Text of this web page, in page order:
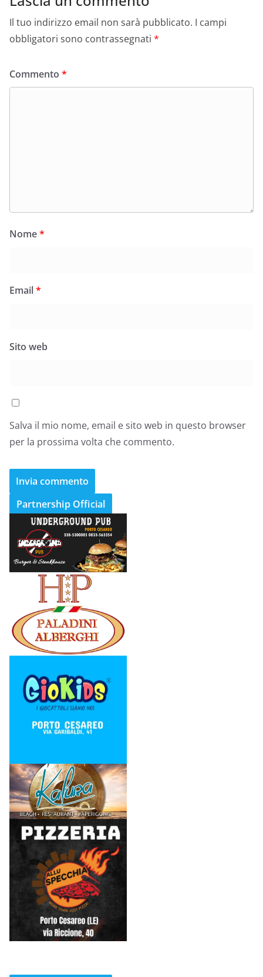
Il tuo indirizzo email non sarà pubblicato. I campi
obbligatori sono contrassegnati *
Commento *
Nome*
Email*
Sito web
Salva il mio nome, email e sito web in questo browser
per la prossima volta che commento.
Partnership Official